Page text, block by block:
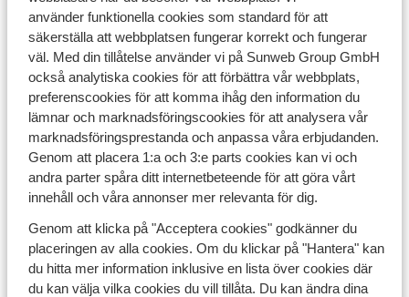
använder funktionella cookies som standard för att
säkerställa att webbplatsen fungerar korrekt och fungerar
väl. Med din tillåtelse använder vi på Sunweb Group GmbH
också analytiska cookies för att förbättra vår webbplats,
preferenscookies för att komma ihåg den information du
lämnar och marknadsföringscookies för att analysera vår
marknadsföringsprestanda och anpassa våra erbjudanden.
Genom att placera 1:a och 3:e parts cookies kan vi och
andra parter spåra ditt internetbeteende för att göra vårt
innehåll och våra annonser mer relevanta för dig.
Genom att klicka på "Acceptera cookies" godkänner du
placeringen av alla cookies. Om du klickar på "Hantera" kan
du hitta mer information inklusive en lista över cookies där
du kan välja vilka cookies du vill tillåta. Du kan ändra dina
Apartments Bellevue halvpension
Apartments Caribou
Apartments Cesa Ruacia
Apartments Dias
Apartments Eckart
Apartments Elfriede
Apartments Evaldo
Apartments Gruner Baum Sasongen 2024 2025
Apartments Hammerschmidt
Apartments Horhager
Apartments Ideal